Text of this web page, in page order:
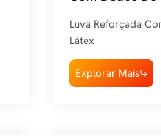
Látex
Luva Reforçada
Látex
Explorar Mais